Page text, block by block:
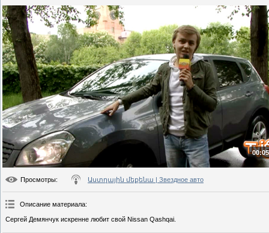
Просмотры: Աստղային մեքենա | Звездное авто
Описание материала:
Сергей Демянчук искренне любит свой Nissan Qashqai.